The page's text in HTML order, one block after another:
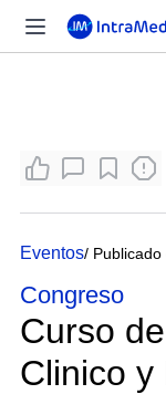
Eventos/
Congreso
Curso
Clinico y